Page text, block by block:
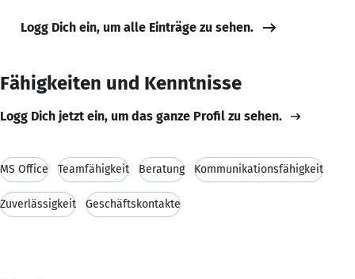
Logg Dich ein, um alle Einträge zu sehen.
Fähigkeiten und Kenntnisse
Logg Dich jetzt ein, um das ganze Profil zu sehen.
MS Office Teamfähigkeit Beratung Kommunikationsfähigkeit
Zuverlässigkeit Geschäftskontakte